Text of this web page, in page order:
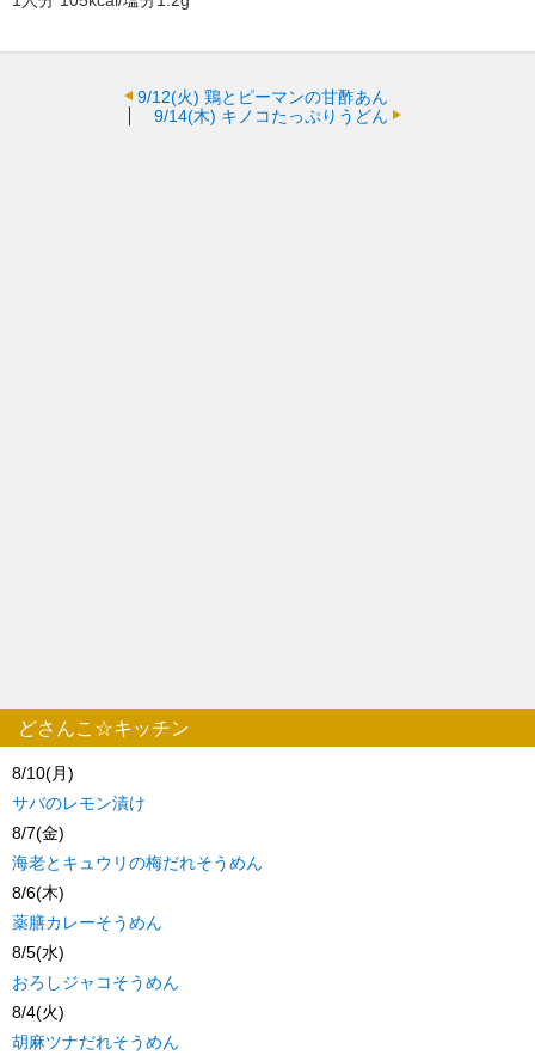
9/12(火) 鶏とピーマンの甘酢あん
9/14(木) キノコたっぷりうどん
どさんこ☆キッチン
8/10(月)
サバのレモン漬け
8/7(金)
海老とキュウリの梅だれそうめん
8/6(木)
薬膳カレーそうめん
8/5(水)
おろしジャコそうめん
8/4(火)
胡麻ツナだれそうめん